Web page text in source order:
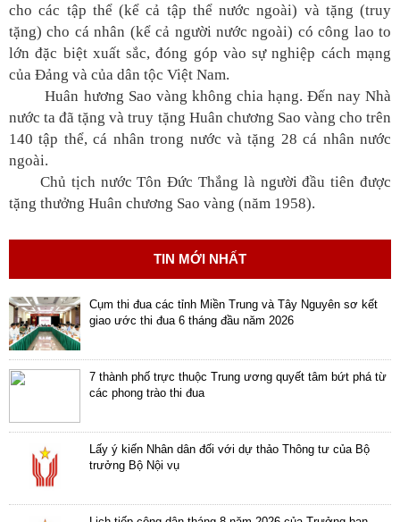
hội
TĐYN
toàn
quốc
động
TĐKT
Điển
hình
tiến
Phong
trào
thi
đua
Chính
Kinh
cho các tập thể (kể cả tập thể nước ngoài) và tặng (truy
tặng) cho cá nhân (kể cả người nước ngoài) có công lao to
lớn đặc biệt xuất sắc, đóng góp vào sự nghiệp cách mạng
của Đảng và của dân tộc Việt Nam.
Huân hương Sao vàng không chia hạng. Đến nay Nhà
nước ta đã tặng và truy tặng Huân chương Sao vàng cho trên
140 tập thể, cá nhân trong nước và tặng 28 cá nhân nước
ngoài.
Chủ tịch nước Tôn Đức Thắng là người đầu tiên được
tặng thưởng Huân chương Sao vàng (năm 1958).
TIN MỚI NHẤT
Cụm thi đua các tỉnh Miền Trung và Tây Nguyên sơ kết
giao ước thi đua 6 tháng đầu năm 2026
7 thành phố trực thuộc Trung ương quyết tâm bứt phá từ
các phong trào thi đua
Lấy ý kiến Nhân dân đối với dự thảo Thông tư của Bộ
trưởng Bộ Nội vụ